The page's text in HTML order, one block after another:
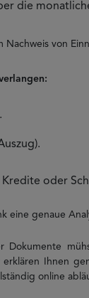
die
Nachweis von
oder
eine genaue
Dokumente
Ihnen
online